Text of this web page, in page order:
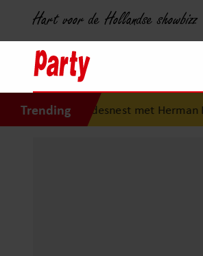
Hart voor de Hollandse showbizz
Trendingmet Herman Brood: “Hier is